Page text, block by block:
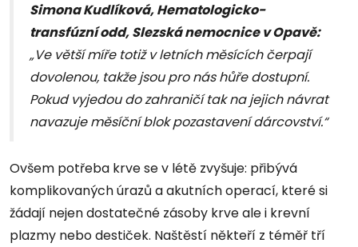
Simona Kudlíková, Hematologicko-
transfúzní odd, Slezská nemocnice v Opavě:
„Ve větší míře totiž v letních měsících čerpají
dovolenou, takže jsou pro nás hůře dostupní.
Pokud vyjedou do zahraničí tak na jejich návrat
navazuje měsíční blok pozastavení dárcovství.“
Ovšem potřeba krve se v létě zvyšuje: přibývá
komplikovaných úrazů a akutních operací, které si
žádají nejen dostatečné zásoby krve ale i krevní
plazmy nebo destiček. Naštěstí někteří z téměř tří